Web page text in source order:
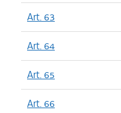
Art. 63
Art. 64
Art. 65
Art. 66